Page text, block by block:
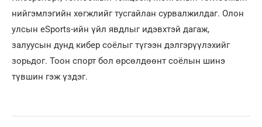
нийгэмлэгийн хөгжлийг тусгайлан сурвалжилдаг. Олон
улсын eSports-ийн үйл явдлыг идэвхтэй дагаж,
залуусын дунд кибер соёлыг түгээн дэлгэрүүлэхийг
зорьдог. Тоон спорт бол өрсөлдөөнт соёлын шинэ
түвшин гэж үздэг.